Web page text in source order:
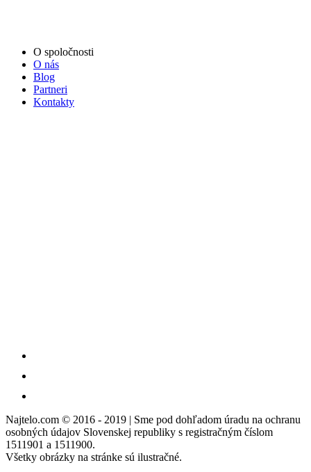
O spoločnosti
O nás
Blog
Partneri
Kontakty
Najtelo.com © 2016 - 2019 | Sme pod dohľadom úradu na ochranu
osobných údajov Slovenskej republiky s registračným číslom
1511901 a 1511900.
Všetky obrázky na stránke sú ilustračné.